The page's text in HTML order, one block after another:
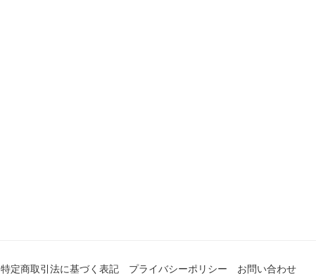
特定商取引法に基づく表記 プライバシーポリシー お問い合わせ